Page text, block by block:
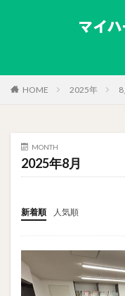
HOME 2025年 8
MONTH
2025年8月
新着順 人気順